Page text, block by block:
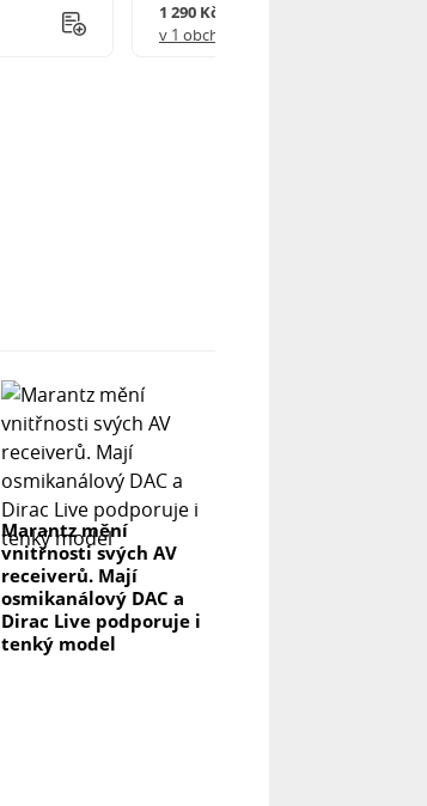
1 290 Kč
v 1 obchodě
Marantz mění
vnitřnosti svých AV
receiverů. Mají
osmikanálový DAC a
Dirac Live podporuje i
tenký model